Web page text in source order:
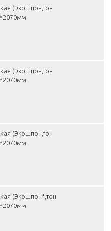
(Экошпон,тон
(Экошпон,тон
(Экошпон,тон
(Экошпон*,тон